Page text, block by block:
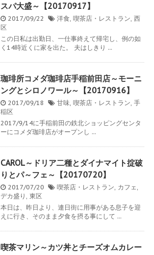
スパ大盛～【20170917】
2017/09/22 洋食, 喫茶店・レストラン, 西
区
この日私は出勤日、一仕事終えて帰宅し、例の如
く14時近くに家を出た。 夫はしきり ...
珈琲所コメダ珈琲店手稲前田店～モーニ
ングとシロノワール～【20170916】
2017/09/18 甘味, 喫茶店・レストラン, 手
稲区
2017/9/14に手稲前田の鉄北ショッピングセンタ
ーにコメダ珈琲店がオープンし ...
CAROL～ドリア二種とダイナマイト掟破
りとパ～フェ～【20170720】
2017/07/20 喫茶店・レストラン, カフェ,
デカ盛り , 東区
本日は、昨日より、連日街に用事がある息子を迎
えに行き、そのまま夕食を摂る事にして ...
喫茶マリン～カツ丼とチーズオムカレー